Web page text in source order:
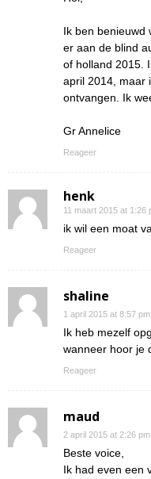
Ik ben benieuwd
er aan de blind
of holland 2015.
april 2014, maar
ontvangen. Ik
Gr Annelice
Reageer
henk
11 maart 2015 at 1:26
ik wil een moat
Reageer
shaline
1 april 2015 at 8:57 pm
Ik heb mezelf
wanneer hoor je
Reageer
maud
2 april 2015 at 2:26 pm
Beste voice,
Ik had even een